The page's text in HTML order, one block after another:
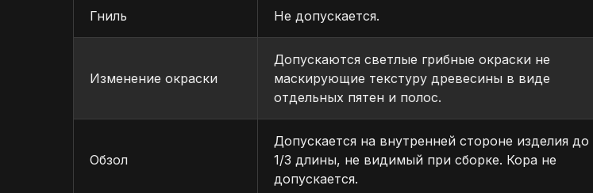
Гниль Не допускается.
Изменение окраски
Допускаются светлые грибные окраски не
маскирующие текстуру древесины в виде
отдельных пятен и полос.
Обзол
Допускается на внутренней стороне изделия до
1/3 длины, не видимый при сборке. Кора не
допускается.